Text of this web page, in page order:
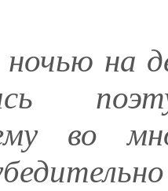
ночью на
во